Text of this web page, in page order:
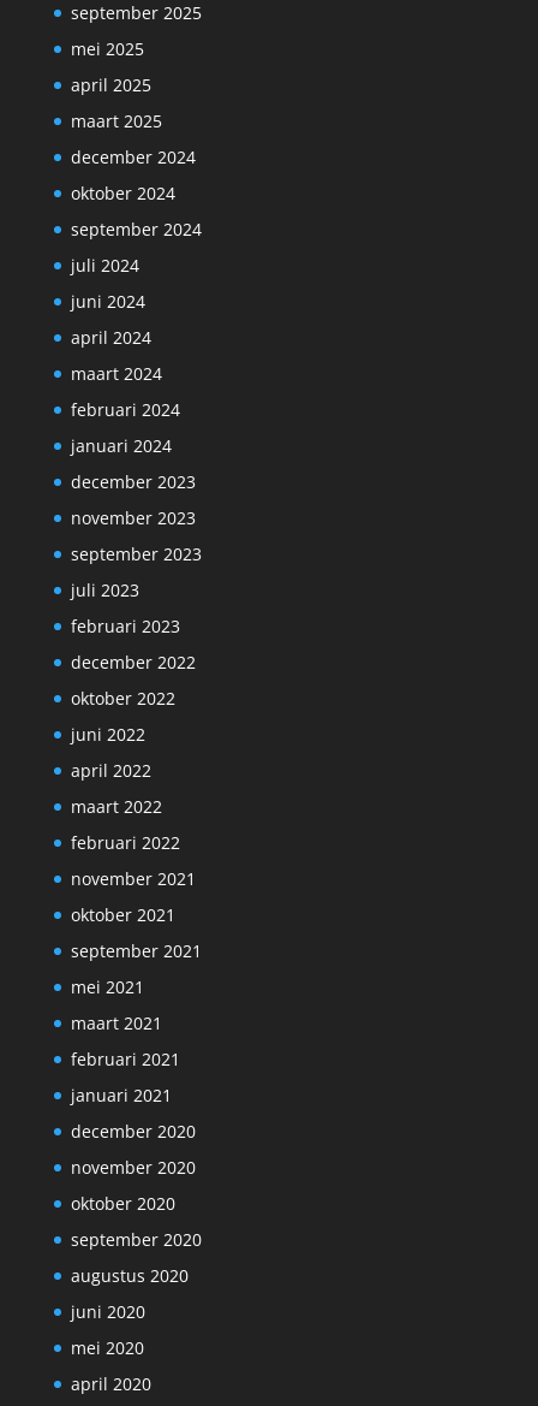
september 2025
mei 2025
april 2025
maart 2025
december 2024
oktober 2024
september 2024
juli 2024
juni 2024
april 2024
maart 2024
februari 2024
januari 2024
december 2023
november 2023
september 2023
juli 2023
februari 2023
december 2022
oktober 2022
juni 2022
april 2022
maart 2022
februari 2022
november 2021
oktober 2021
september 2021
mei 2021
maart 2021
februari 2021
januari 2021
december 2020
november 2020
oktober 2020
september 2020
augustus 2020
juni 2020
mei 2020
april 2020